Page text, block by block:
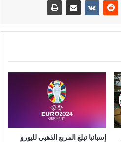
إسبانيا تبلغ المربع الذهبي لليورو